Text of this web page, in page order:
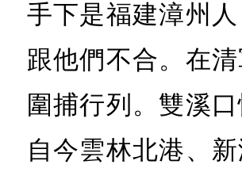
手下是福建漳州
跟他們不合。在
圍捕行列。雙溪
自今雲林北港、